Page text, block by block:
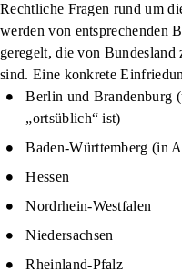
Rechtliche Fragen rund um
werden von entsprechenden
geregelt, die von Bundesland
sind. Eine konkrete
Berlin und Brandenburg
„ortsüblich“ ist)
Baden-Württemberg (in
Hessen
Nordrhein-Westfalen
Niedersachsen
Rheinland-Pfalz